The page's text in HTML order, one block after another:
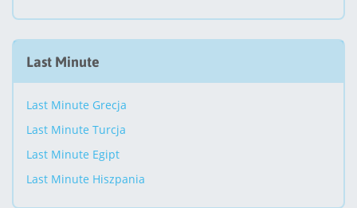
Last Minute
Last Minute Grecja
Last Minute Turcja
Last Minute Egipt
Last Minute Hiszpania